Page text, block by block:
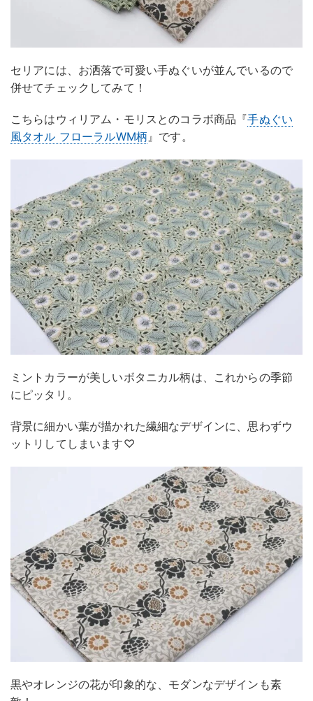
セリアには、お洒落で可愛い手ぬぐいが並んでいるので
併せてチェックしてみて！
こちらはウィリアム・モリスとのコラボ商品『手ぬぐい
風タオル フローラルWM柄』です。
ミントカラーが美しいボタニカル柄は、これからの季節
にピッタリ。
背景に細かい葉が描かれた繊細なデザインに、思わずウ
ットリしてしまいます♡
黒やオレンジの花が印象的な、モダンなデザインも素